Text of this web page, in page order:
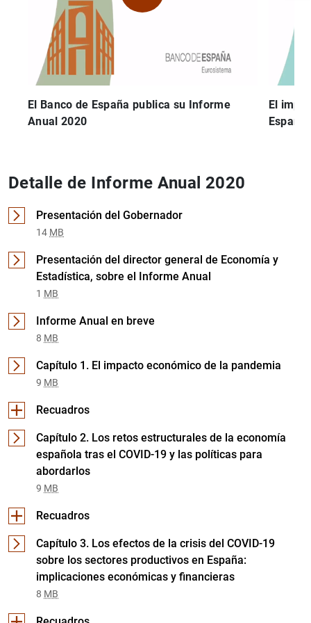
El Banco de España publica su Informe
Anual 2020
El
Detalle de Informe Anual 2020
Presentación del Gobernador
14 MB
Presentación del director general de Economía y
Estadística, sobre el Informe Anual
1 MB
Informe Anual en breve
8 MB
Capítulo 1. El impacto económico de la pandemia
9 MB
Recuadros
1.1 La evolución epidemiológica a escala global
13 MB
1.2 La respuesta de la Unión Europea a la crisis
13MB
13 MB
Capítulo 2. Los retos estructurales de la economía
española tras el COVID-19 y las políticas para
abordarlos
9 MB
Recuadros
2.1 La evolución del mercado inmobiliario desde
13 MB
2.2 Los flujos comerciales globales en el
13MB
Capítulo 3. Los efectos de la crisis del COVID-19
sobre los sectores productivos en España:
implicaciones económicas y financieras
8 MB
1